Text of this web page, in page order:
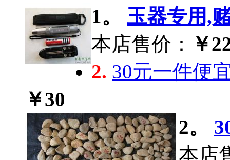
1。
玉器专用,
本店售价：
￥
2. 30元一件便
￥30
2。
本店